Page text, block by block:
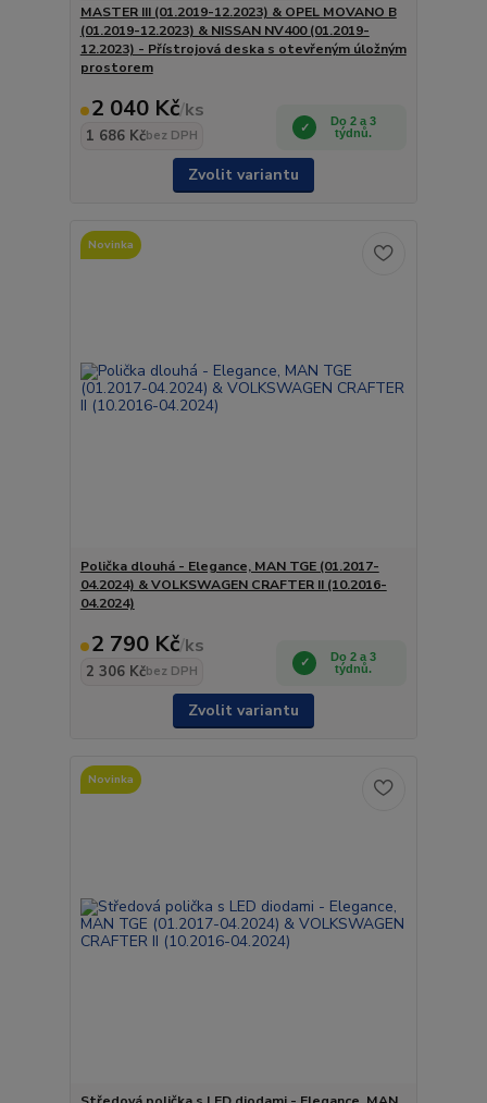
MASTER III (01.2019-12.2023) & OPEL MOVANO B
(01.2019-12.2023) & NISSAN NV400 (01.2019-
12.2023) - Přístrojová deska s otevřeným úložným
prostorem
2 040 Kč/ks
1 686 Kčbez DPH
Do 2 a 3
týdnů.
Zvolit variantu
Novinka
Polička dlouhá - Elegance, MAN TGE (01.2017-
04.2024) & VOLKSWAGEN CRAFTER II (10.2016-
04.2024)
2 790 Kč/ks
2 306 Kčbez DPH
Do 2 a 3
týdnů.
Zvolit variantu
Novinka